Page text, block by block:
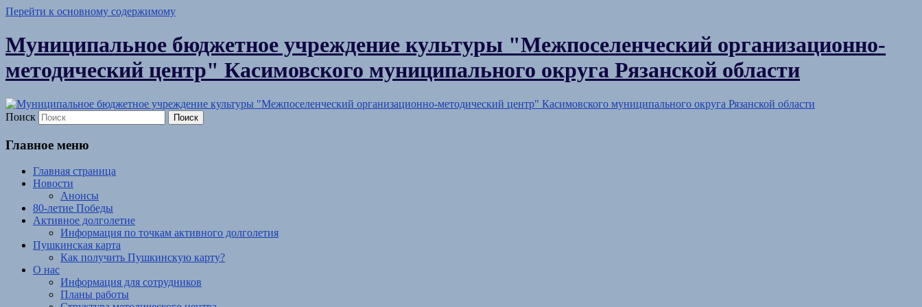
Перейти к основному содержимому
Муниципальное бюджетное учреждение культуры "Межпоселенческий организационно-
методический центр" Касимовского муниципального округа Рязанской области
Поиск
Главное меню
Главная страница
Новости
Анонсы
80-летие Победы
Активное долголетие
Информация по точкам активного долголетия
Пушкинская карта
Как получить Пушкинскую карту?
О нас
Информация для сотрудников
Планы работы